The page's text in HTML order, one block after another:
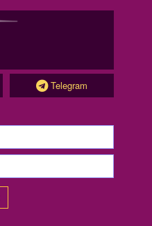
Telegram